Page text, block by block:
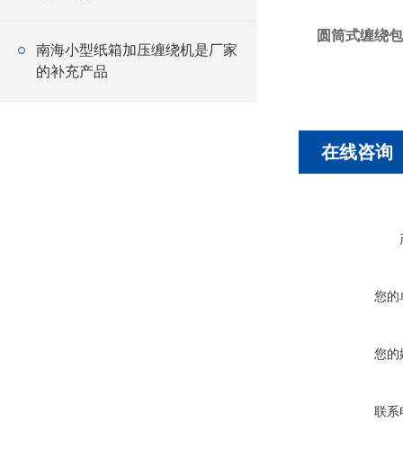
南海小型纸箱加压缠绕机是厂家
的补充产品
圆筒式缠绕
在线咨询
您的
您的
联系